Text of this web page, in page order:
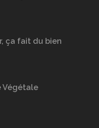
ça fait du bien
Végétale